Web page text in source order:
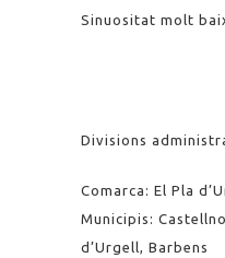
Sinuositat molt
Divisions
Comarca: El Pla
Municipis:
d’Urgell, Barbens